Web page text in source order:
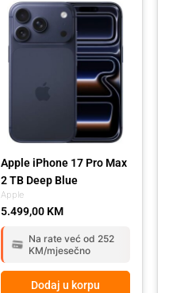
Apple
Apple iPhone 17 Pro Max
2 TB Deep Blue
5.499,00 KM
Na rate već od 252
KM/mjesečno
Dodaj u korpu